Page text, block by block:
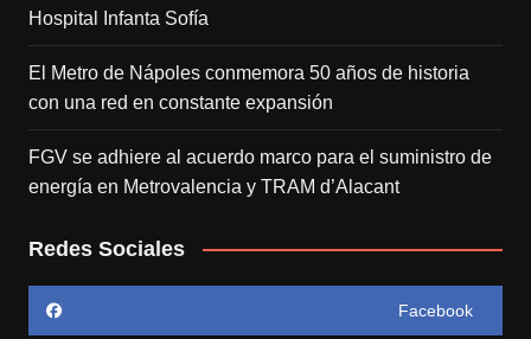
Hospital Infanta Sofía
El Metro de Nápoles conmemora 50 años de historia
con una red en constante expansión
FGV se adhiere al acuerdo marco para el suministro de
energía en Metrovalencia y TRAM d’Alacant
Redes Sociales
Facebook